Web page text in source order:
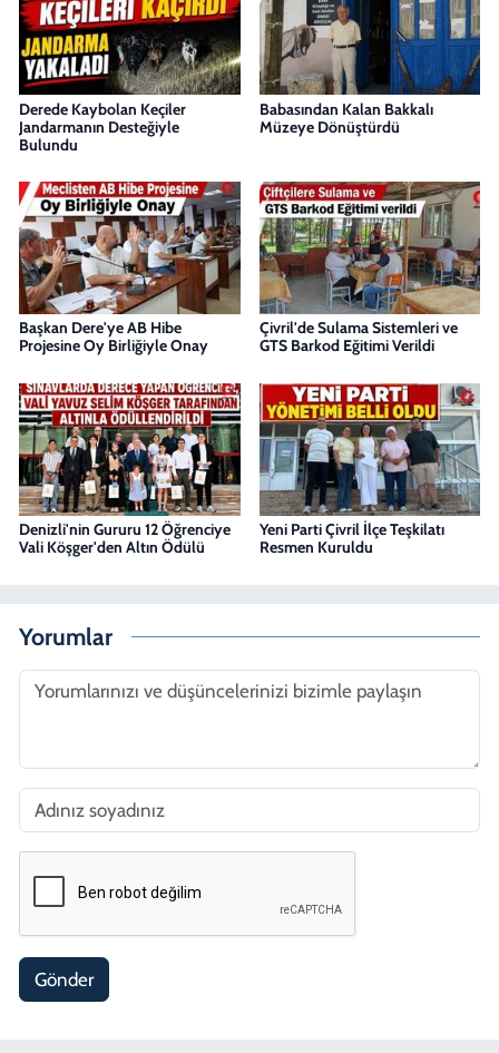
Derede Kaybolan Keçiler
Jandarmanın Desteğiyle
Bulundu
Babasından Kalan Bakkalı
Müzeye Dönüştürdü
Başkan Dere'ye AB Hibe
Projesine Oy Birliğiyle Onay
Çivril'de Sulama Sistemleri ve
GTS Barkod Eğitimi Verildi
Denizli'nin Gururu 12 Öğrenciye
Vali Köşger'den Altın Ödülü
Yeni Parti Çivril İlçe Teşkilatı
Resmen Kuruldu
Yorumlar
Gönder